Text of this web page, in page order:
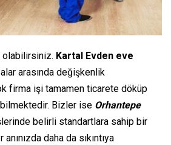
Kartal Evden eve
arasında değişkenlik
firma işi tamamen ticarete döküp
Bizler ise Orhantepe
belirli standartlara sahip bir
daha da sıkıntıya